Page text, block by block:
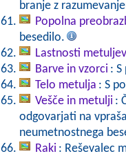
branje z
Popolna
besedilo.
Lastnosti metuljev
Barve in vzorci :
Telo metulja : S
Vešče in metulji :
odgovarjati na
neumetnostnega
Raki : Reševalec